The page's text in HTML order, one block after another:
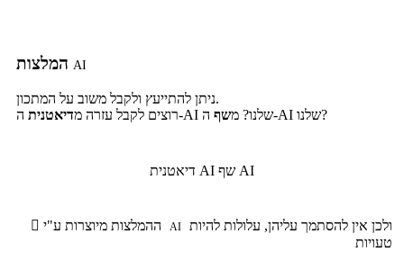
AI
ניתן להתייעץ ולקבל משוב על המתכון.
רוצים לקבל עזרה מדיאטנית ה-AI שלנו? משף ה-AI שלנו?
דיאטנית AI שף AI
 AI
טעויות